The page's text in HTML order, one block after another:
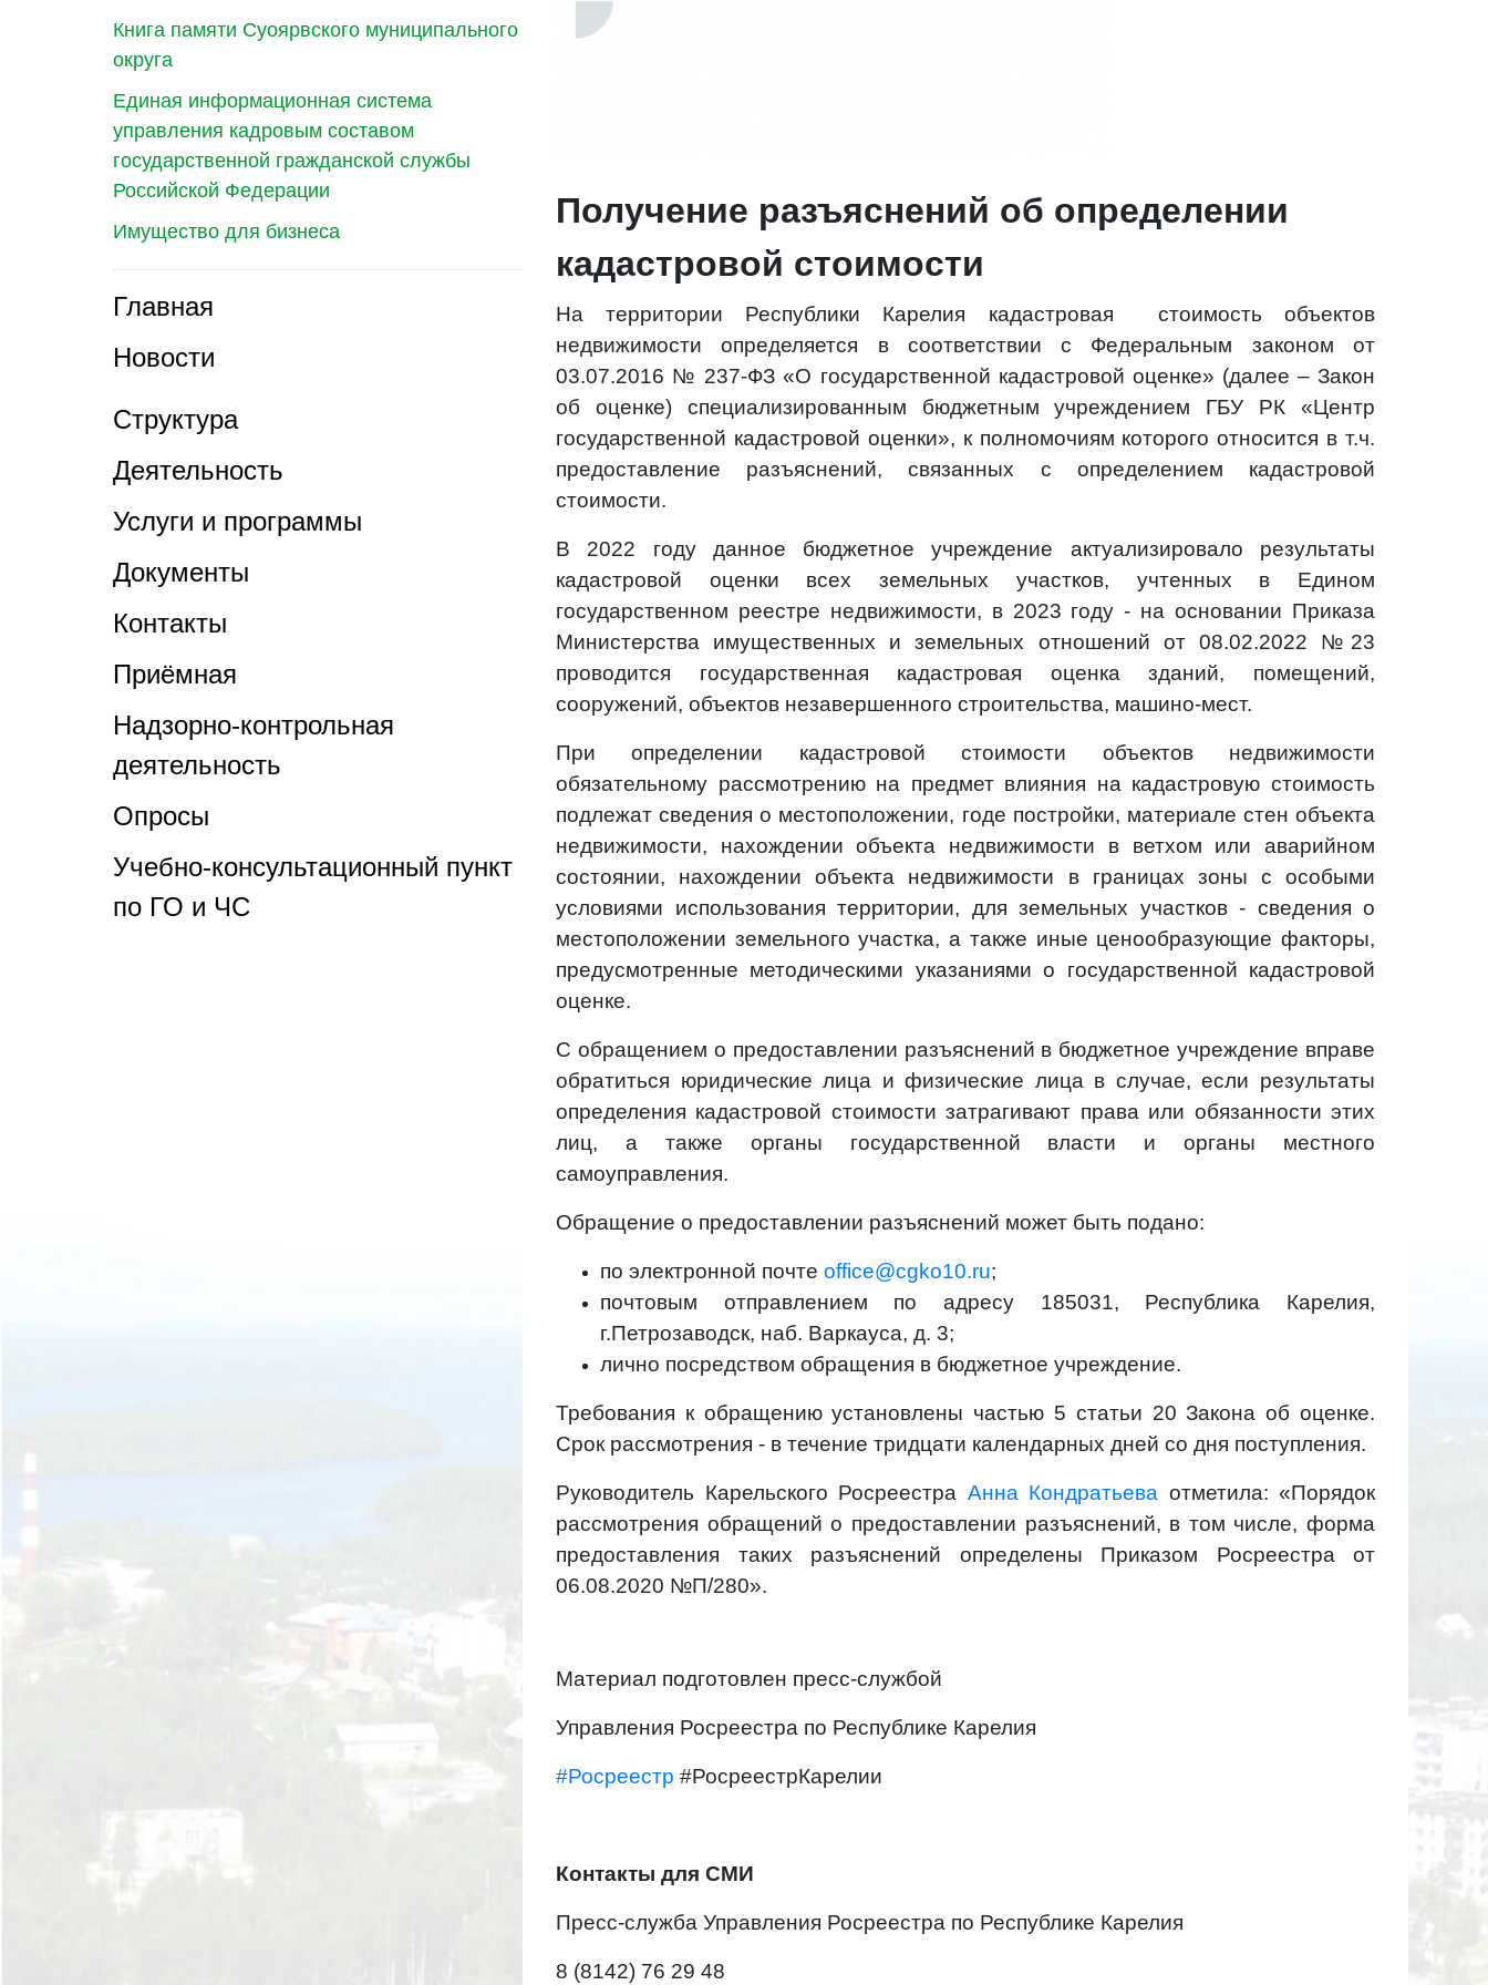
Книга памяти Суоярвского муниципального
округа
Единая информационная система
управления кадровым составом
государственной гражданской службы
Российской Федерации
Имущество для бизнеса
Главная
Новости
Структура
Деятельность
Услуги и программы
Документы
Контакты
Приёмная
Надзорно-контрольная
деятельность
Опросы
Учебно-консультационный пункт
по ГО и ЧС
Получение разъяснений об определении
кадастровой стоимости
На территории Республики Карелия кадастровая стоимость объектов
недвижимости определяется в соответствии с Федеральным законом от
03.07.2016 № 237-ФЗ «О государственной кадастровой оценке» (далее – Закон
об оценке) специализированным бюджетным учреждением ГБУ РК «Центр
государственной кадастровой оценки», к полномочиям которого относится в т.ч.
предоставление разъяснений, связанных с определением кадастровой
стоимости.
В 2022 году данное бюджетное учреждение актуализировало результаты
кадастровой оценки всех земельных участков, учтенных в Едином
государственном реестре недвижимости, в 2023 году - на основании Приказа
Министерства имущественных и земельных отношений от 08.02.2022 №23
проводится государственная кадастровая оценка зданий, помещений,
сооружений, объектов незавершенного строительства, машино-мест.
При определении кадастровой стоимости объектов недвижимости
обязательному рассмотрению на предмет влияния на кадастровую стоимость
подлежат сведения о местоположении, годе постройки, материале стен объекта
недвижимости, нахождении объекта недвижимости в ветхом или аварийном
состоянии, нахождении объекта недвижимости в границах зоны с особыми
условиями использования территории, для земельных участков - сведения о
местоположении земельного участка, а также иные ценообразующие факторы,
предусмотренные методическими указаниями о государственной кадастровой
оценке.
С обращением о предоставлении разъяснений в бюджетное учреждение вправе
обратиться юридические лица и физические лица в случае, если результаты
определения кадастровой стоимости затрагивают права или обязанности этих
лиц, а также органы государственной власти и органы местного
самоуправления.
Обращение о предоставлении разъяснений может быть подано:
по электронной почте office@cgko10.ru;
почтовым отправлением по адресу 185031, Республика Карелия,
г.Петрозаводск, наб. Варкауса, д. 3;
лично посредством обращения в бюджетное учреждение.
Требования к обращению установлены частью 5 статьи 20 Закона об оценке.
Срок рассмотрения - в течение тридцати календарных дней со дня поступления.
Руководитель Карельского Росреестра Анна Кондратьева отметила: «Порядок
рассмотрения обращений о предоставлении разъяснений, в том числе, форма
предоставления таких разъяснений определены Приказом Росреестра от
06.08.2020 №П/280».
Материал подготовлен пресс-службой
Управления Росреестра по Республике Карелия
#Росреестр #РосреестрКарелии
Контакты для СМИ
Пресс-служба Управления Росреестра по Республике Карелия
8 (8142) 76 29 48